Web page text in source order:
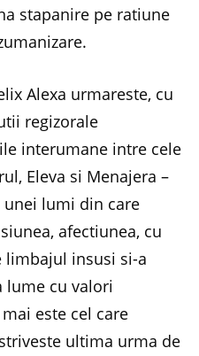
stapanire pe ratiune
Alexa urmareste, cu
regizorale
interumane intre cele
Eleva si Menajera –
lumi din care
afectiunea, cu
limbajul insusi si-a
lume cu valori
este cel care
ultima urma de